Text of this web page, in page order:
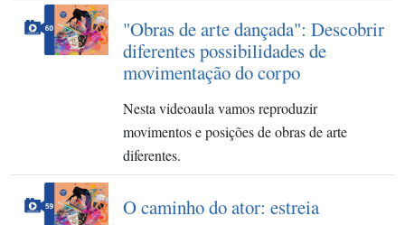
"Obras de arte dançada": Descobrir
diferentes possibilidades de
movimentação do corpo
Nesta videoaula vamos reproduzir
movimentos e posições de obras de arte
diferentes.
O caminho do ator: estreia